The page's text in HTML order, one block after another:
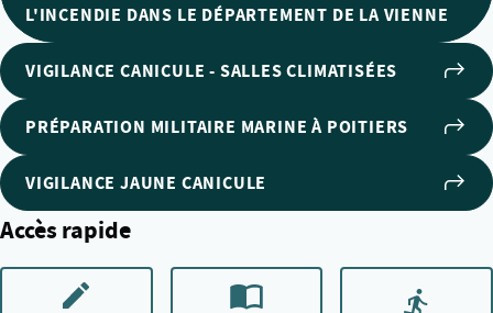
L'INCENDIE DANS LE DÉPARTEMENT DE LA VIENNE
VIGILANCE CANICULE - SALLES CLIMATISÉES
PRÉPARATION MILITAIRE MARINE À POITIERS
VIGILANCE JAUNE CANICULE
Accès rapide